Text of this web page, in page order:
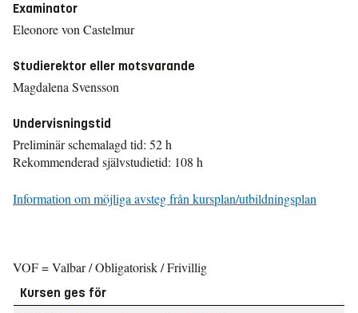
Examinator
Eleonore von Castelmur
Studierektor eller motsvarande
Magdalena Svensson
Undervisningstid
Preliminär schemalagd tid: 52 h
Rekommenderad självstudietid: 108 h
Information om möjliga avsteg från kursplan/utbildningsplan
VOF = Valbar / Obligatorisk / Frivillig
Kursen ges för